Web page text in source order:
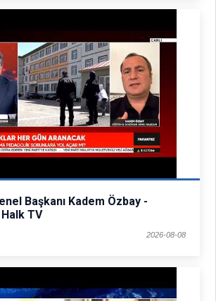
Başkanı Kadem Özbay -
TV
2026-08-08